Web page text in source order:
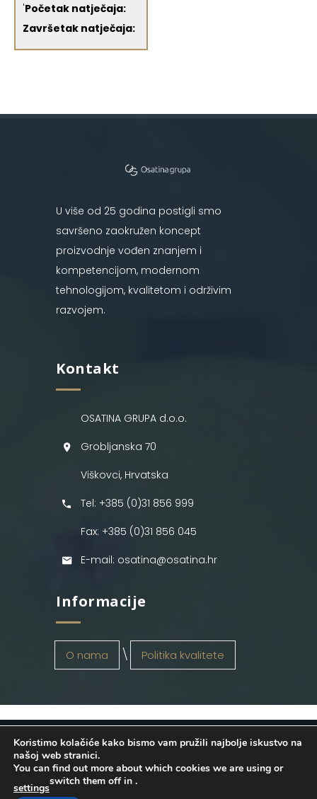
'Početak natječaja:
Završetak natječaja:
U više od 25 godina postigli smo
savršeno zaokružen koncept
proizvodnje vođen znanjem i
kompetencijom, modernom
tehnologijom, kvalitetom i održivim
razvojem.
Kontakt
OSATINA GRUPA d.o.o.
Grobljanska 70
Viškovci, Hrvatska
Tel: +385 (0)31 856 999
Fax: +385 (0)31 856 045
E-mail: osatina@osatina.hr
Informacije
O nama Politika kvalitete
OSATINA GRUPA d.o.o. 2026
. Configured
byINFOS Osijek. Sva prava pridržana.
Koristimo kolačiće kako bismo vam pružili najbolje iskustvo na
našoj web stranici.
You can find out more about which cookies we are using or
switch them off in
settings
.